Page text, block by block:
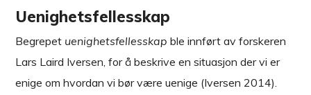
Uenighetsfellesskap
Begrepet uenighetsfellesskap ble innført av forskeren
Lars Laird Iversen, for å beskrive en situasjon der vi er
enige om hvordan vi bør være uenige (Iversen 2014).